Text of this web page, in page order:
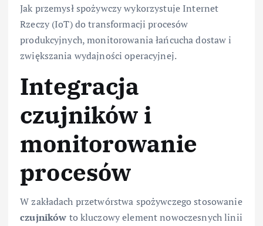
Jak przemysł spożywczy wykorzystuje Internet
Rzeczy (IoT) do transformacji procesów
produkcyjnych, monitorowania łańcucha dostaw i
zwiększania wydajności operacyjnej.
Integracja
czujników i
monitorowanie
procesów
W zakładach przetwórstwa spożywczego stosowanie
czujników to kluczowy element nowoczesnych linii